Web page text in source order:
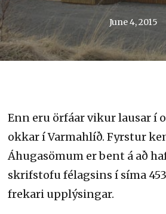
June 4, 2015
Enn eru örfáar vikur lausar í
okkar í Varmahlíð. Fyrstur
Áhugasömum er bent á að
skrifstofu félagsins í síma
frekari upplýsingar.